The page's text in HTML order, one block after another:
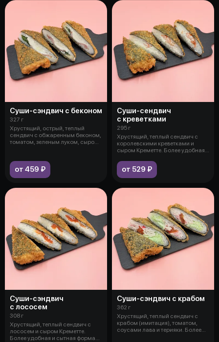
Суши-сэндвич с беконом
327 г
Хрустящий, острый, теплый
сендвич с обжаренным беконом,
томатом, зеленым луком, сыром
от 459 ₽
Суши-сендвич
с креветками
295 г
Хрустящий, теплый сендвич с
королевскими креветками и
сыром Креметте. Более удобная и
от 529 ₽
Суши-сэндвич
с лососем
308 г
Хрустящий, теплый сендвич с
лососем и сыром Креметте.
Более удобная и сытная форма
Суши-сэндвич с крабом
362 г
Хрустящий, теплый сендвич с
крабом (имитация), томатом,
соусами лава и терияки. Более